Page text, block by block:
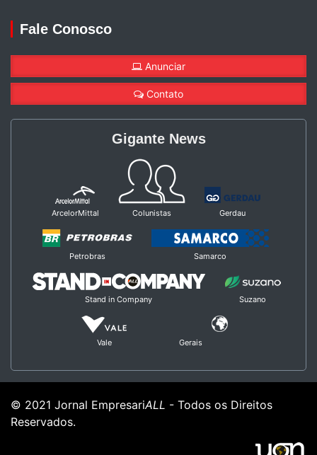
Fale Conosco
Anunciar
Contato
Gigante News
ArcelorMittal Colunistas Gerdau
Petrobras Samarco
Stand in Company Suzano
Vale Gerais
© 2021 Jornal EmpresariALL - Todos os Direitos
Reservados.